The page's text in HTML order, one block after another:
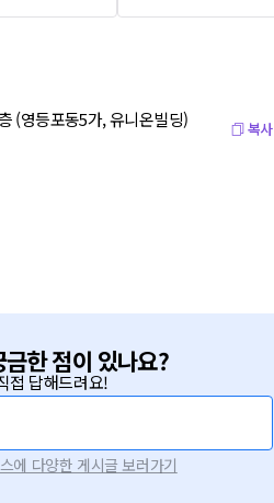
(영등포동5가, 유니온빌딩) 복사
한 점이 있나요?
접 답해드려요!
에 다양한 게시글 보러가기